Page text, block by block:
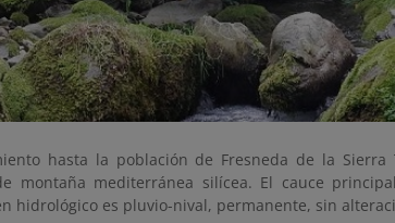
hasta la población de Fresneda de la
montaña mediterránea silícea. El cauce
hidrológico es pluvio-nival, permanente, sin